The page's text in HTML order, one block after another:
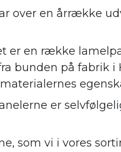
over en årrække
er en række
bunden på fabrik i
er
som vi i vores